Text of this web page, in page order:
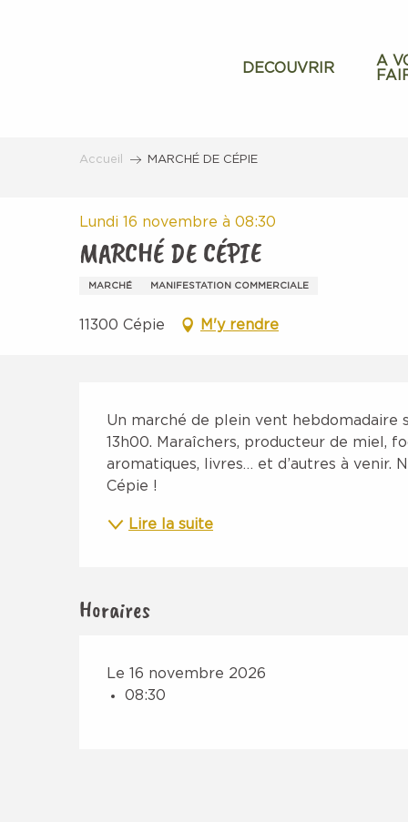
DECOUVRIR
A
Accueil MARCHÉ DE CÉPIE
Lundi 16 novembre à 08:30
MARCHÉ DE CÉPIE
MARCHÉ MANIFESTATION COMMERCIALE
11300 Cépie M'y rendre
Description
Un marché de plein vent hebdomadaire
13h00. Maraîchers, producteur de miel,
aromatiques, livres… et d’autres à venir.
Cépie !
Lire la suite
Horaires
Le 16 novembre 2026
08:30